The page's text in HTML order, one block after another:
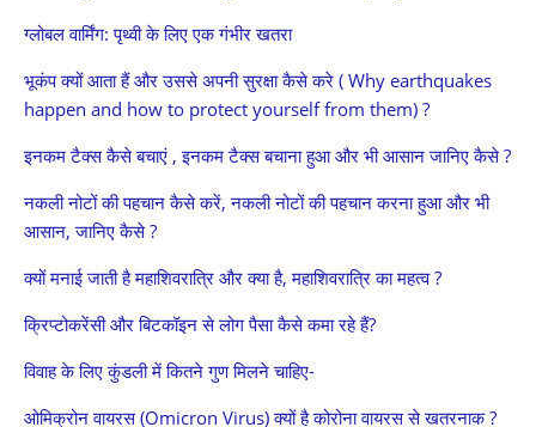
ग्लोबल वार्मिंग: पृथ्वी के लिए एक गंभीर खतरा
भूकंप क्यों आता हैं और उससे अपनी सुरक्षा कैसे करे ( Why earthquakes
happen and how to protect yourself from them) ?
इनकम टैक्स कैसे बचाएं , इनकम टैक्स बचाना हुआ और भी आसान जानिए कैसे ?
नकली नोटों की पहचान कैसे करें, नकली नोटों की पहचान करना हुआ और भी
आसान, जानिए कैसे ?
क्यों मनाई जाती है महाशिवरात्रि और क्या है, महाशिवरात्रि का महत्व ?
क्रिप्टोकरेंसी और बिटकॉइन से लोग पैसा कैसे कमा रहे हैं?
विवाह के लिए कुंडली में कितने गुण मिलने चाहिए-
ओमिक्रोन वायरस (Omicron Virus) क्यों है कोरोना वायरस से खतरनाक ?